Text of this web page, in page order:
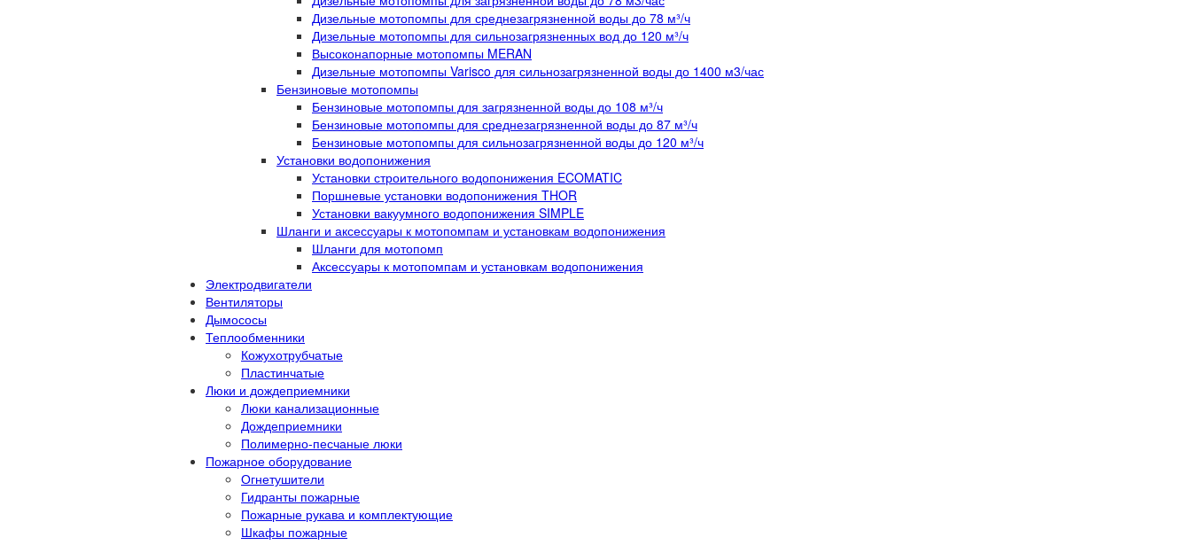
Дизельные мотопомпы для среднезагрязненной воды до 78 м³/ч
Дизельные мотопомпы для сильнозагрязненных вод до 120 м³/ч
Высоконапорные мотопомпы MERAN
Дизельные мотопомпы Varisco для сильнозагрязненной воды до 1400 м3/час
Бензиновые мотопомпы
Бензиновые мотопомпы для загрязненной воды до 108 м³/ч
Бензиновые мотопомпы для среднезагрязненной воды до 87 м³/ч
Бензиновые мотопомпы для сильнозагрязненной воды до 120 м³/ч
Установки водопонижения
Установки строительного водопонижения ECOMATIC
Поршневые установки водопонижения THOR
Установки вакуумного водопонижения SIMPLE
Шланги и аксессуары к мотопомпам и установкам водопонижения
Шланги для мотопомп
Аксессуары к мотопомпам и установкам водопонижения
Электродвигатели
Вентиляторы
Дымососы
Теплообменники
Кожухотрубчатые
Пластинчатые
Люки и дождеприемники
Люки канализационные
Дождеприемники
Полимерно-песчаные люки
Пожарное оборудование
Огнетушители
Гидранты пожарные
Пожарные рукава и комплектующие
Шкафы пожарные